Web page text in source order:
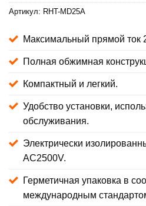
Артикул: RHT-MD25A
Максимальный прямой ток
Полная обжимная
Компактный и легкий.
Удобство установки,
обслуживания.
Электрически
AC2500V.
Герметичная упаковка в
международным